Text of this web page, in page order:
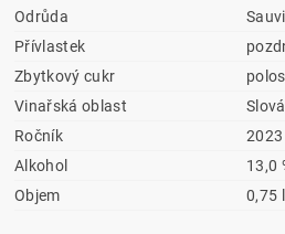
Odrůda
Přívlastek
Zbytkový cukr
Vinařská oblast
Ročník
2023
Alkohol
13,0
Objem
0,75 l